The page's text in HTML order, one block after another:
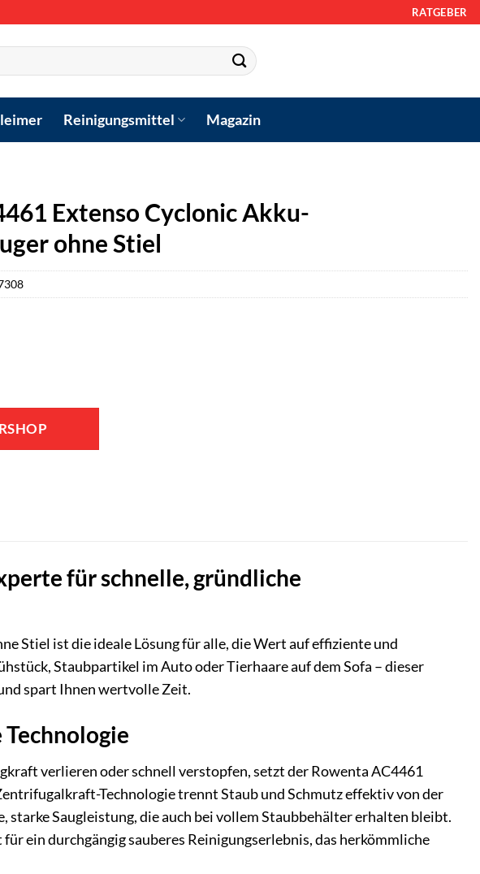
RATGEBER
Reinigungsmittel Magazin
Extenso Cyclonic Akku-
ohne Stiel
für schnelle, gründliche
Stiel ist die ideale Lösung für alle, die Wert auf effiziente und
Staubpartikel im Auto oder Tierhaare auf dem Sofa – dieser
spart Ihnen wertvolle Zeit.
verlieren oder schnell verstopfen, setzt der Rowenta AC4461
Technologie trennt Staub und Schmutz effektiv von der
Saugleistung, die auch bei vollem Staubbehälter erhalten bleibt.
ein durchgängig sauberes Reinigungserlebnis, das herkömmliche